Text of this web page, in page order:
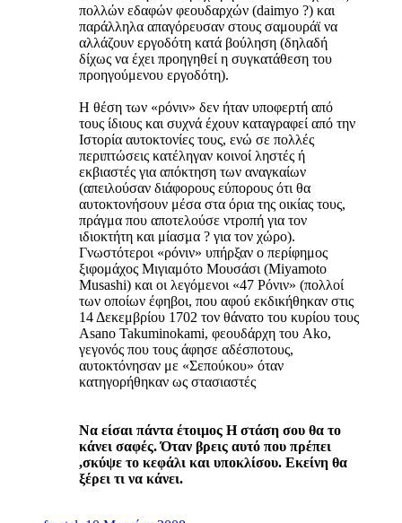
πολλών εδαφών φεουδαρχών (daimyo ?) και
παράλληλα απαγόρευσαν στους σαμουράϊ να
αλλάζουν εργοδότη κατά βούληση (δηλαδή
δίχως να έχει προηγηθεί η συγκατάθεση του
προηγούμενου εργοδότη).
Η θέση των «ρόνιν» δεν ήταν υποφερτή από
τους ίδιους και συχνά έχουν καταγραφεί από την
Ιστορία αυτοκτονίες τους, ενώ σε πολλές
περιπτώσεις κατέληγαν κοινοί ληστές ή
εκβιαστές για απόκτηση των αναγκαίων
(απειλούσαν διάφορους εύπορους ότι θα
αυτοκτονήσουν μέσα στα όρια της οικίας τους,
πράγμα που αποτελούσε ντροπή για τον
ιδιοκτήτη και μίασμα ? για τον χώρο).
Γνωστότεροι «ρόνιν» υπήρξαν ο περίφημος
ξιφομάχος Μιγιαμότο Μουσάσι (Miyamoto
Musashi) και οι λεγόμενοι «47 Ρόνιν» (πολλοί
των οποίων έφηβοι, που αφού εκδικήθηκαν στις
14 Δεκεμβρίου 1702 τον θάνατο του κυρίου τους
Asano Takuminokami, φεουδάρχη του Ako,
γεγονός που τους άφησε αδέσποτους,
αυτοκτόνησαν με «Σεπούκου» όταν
κατηγορήθηκαν ως στασιαστές
Να είσαι πάντα έτοιμος Η στάση σου θα το
κάνει σαφές. Όταν βρεις αυτό που πρέπει
,σκύψε το κεφάλι και υποκλίσου. Εκείνη θα
ξέρει τι να κάνει.